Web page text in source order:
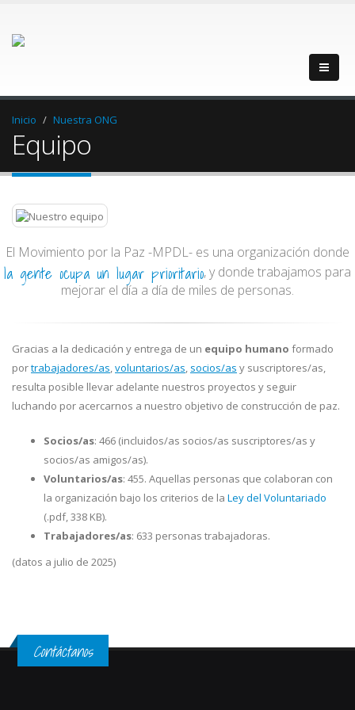
Inicio Nuestra ONG
Equipo
El Movimiento por la Paz -MPDL- es una organización donde
la gente ocupa un lugar prioritario, y donde trabajamos para
mejorar el día a día de miles de personas.
Gracias a la dedicación y entrega de un equipo humano formado
portrabajadores/as voluntarios/as socios/as y suscriptores/as,
resulta posible llevar adelante nuestros proyectos y seguir
luchando por acercarnos a nuestro objetivo de construcción de paz.
Socios/as: 466 (incluidos/as socios/as suscriptores/as y
socios/as amigos/as).
Voluntarios/as: 455. Aquellas personas que colaboran con
la organización bajo los criterios de la Ley del Voluntariado
(.pdf, 338 KB).
Trabajadores/as: 633 personas trabajadoras.
(datos a julio de 2025)
Contáctanos